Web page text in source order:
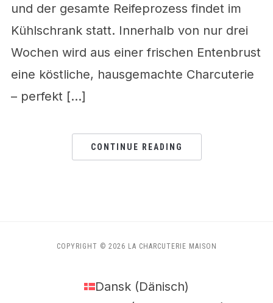
und der gesamte Reifeprozess findet im
Kühlschrank statt. Innerhalb von nur drei
Wochen wird aus einer frischen Entenbrust
eine köstliche, hausgemachte Charcuterie
– perfekt […]
CONTINUE READING
COPYRIGHT © 2026 LA CHARCUTERIE MAISON
Dansk (Dänisch)